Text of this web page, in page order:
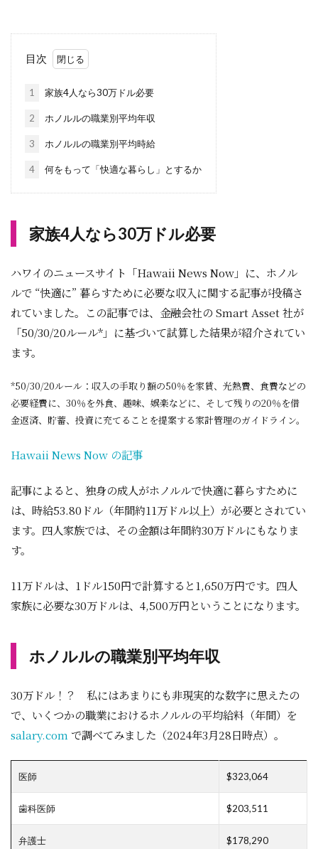
目次
1 家族4人なら30万ドル必要
2 ホノルルの職業別平均年収
3 ホノルルの職業別平均時給
4 何をもって「快適な暮らし」とするか
家族4人なら30万ドル必要
ハワイのニュースサイト「Hawaii News Now」に、ホノル
ルで “快適に” 暮らすために必要な収入に関する記事が投稿さ
れていました。この記事では、金融会社の Smart Asset 社が
「50/30/20ルール*」に基づいて試算した結果が紹介されてい
ます。
*50/30/20ルール：収入の手取り額の50％を家賃、光熱費、食費などの
必要経費に、30％を外食、趣味、娯楽などに、そして残りの20％を借
金返済、貯蓄、投資に充てることを提案する家計管理のガイドライン。
Hawaii News Now の記事
記事によると、独身の成人がホノルルで快適に暮らすために
は、時給53.80ドル（年間約11万ドル以上）が必要とされてい
ます。四人家族では、その金額は年間約30万ドルにもなりま
す。
11万ドルは、1ドル150円で計算すると1,650万円です。四人
家族に必要な30万ドルは、4,500万円ということになります。
ホノルルの職業別平均年収
30万ドル！？ 私にはあまりにも非現実的な数字に思えたの
で、いくつかの職業におけるホノルルの平均給料（年間）を
salary.com で調べてみました（2024年3月28日時点）。
医師 $323,064
歯科医師 $203,511
弁護士 $178,290